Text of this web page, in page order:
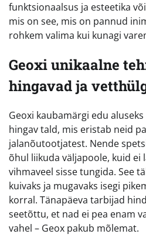
funktsionaalsus ja esteetika
mis on see, mis on pannud
rohkem valima kui kunagi
Geoxi unikaalne
hingavad ja
Geoxi kaubamärgi edu
hingav tald, mis eristab neid
jalanõutootjatest. Nende
õhul liikuda väljapoole, kuid ei
vihmaveel sisse tungida. See
kuivaks ja mugavaks isegi
korral. Tänapäeva tarbijad
seetõttu, et nad ei pea enam
vahel – Geox pakub mõlemat.